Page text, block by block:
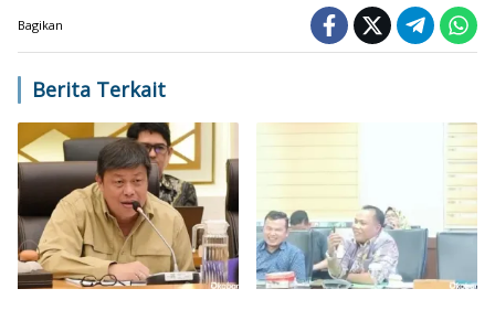
Bagikan
Berita Terkait